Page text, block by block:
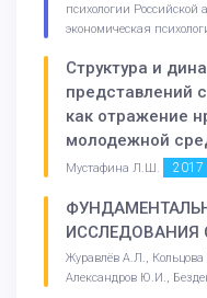
психологии
экономическая
Структура и
представлений
как отражение
молодежной
Мустафина Л.Ш. 2017
ИССЛЕДОВАНИЯ
Журавлёв А.Л.,
Александров Ю.И.,